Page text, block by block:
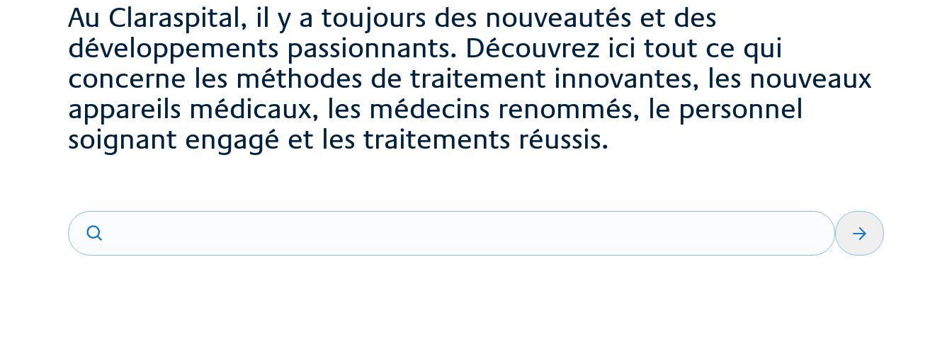
Au Claraspital, il y a toujours des nouveautés et des
développements passionnants. Découvrez ici tout ce qui
concerne les méthodes de traitement innovantes, les nouveaux
appareils médicaux, les médecins renommés, le personnel
soignant engagé et les traitements réussis.